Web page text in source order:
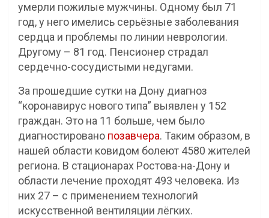
умерли пожилые мужчины. Одному был 71
год, у него имелись серьёзные заболевания
сердца и проблемы по линии неврологии.
Другому – 81 год. Пенсионер страдал
сердечно-сосудистыми недугами.
За прошедшие сутки на Дону диагноз
“коронавирус нового типа” выявлен у 152
граждан. Это на 11 больше, чем было
диагностировано позавчера. Таким образом, в
нашей области ковидом болеют 4580 жителей
региона. В стационарах Ростова-на-Дону и
области лечение проходят 493 человека. Из
них 27 – с применением технологий
искусственной вентиляции лёгких.